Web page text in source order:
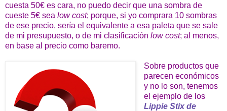
cuesta 50€ es cara, no puedo decir que una sombra de
cueste 5€ sea low cost; porque, si yo comprara 10 sombras
de ese precio, sería el equivalente a esa paleta que se sale
de mi presupuesto, o de mi clasificación low cost; al menos,
en base al precio como baremo.
Sobre productos que
parecen económicos
y no lo son, tenemos
el ejemplo de los
Lippie Stix de